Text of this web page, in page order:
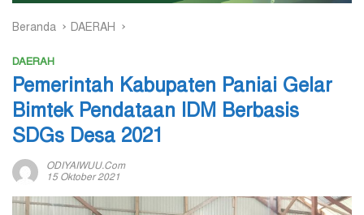
Beranda DAERAH
DAERAH
Pemerintah Kabupaten Paniai Gelar
Bimtek Pendataan IDM Berbasis
SDGs Desa 2021
ODIYAIWUU.com
15 Oktober 2021